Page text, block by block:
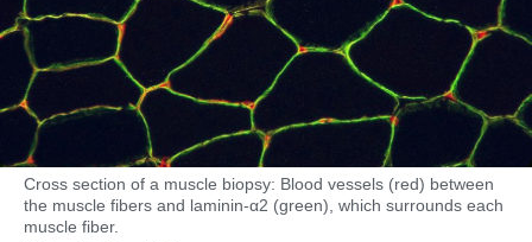
Cross section of a muscle biopsy: Blood vessels (red) between
the muscle fibers and laminin-α2 (green), which surrounds each
muscle fiber.